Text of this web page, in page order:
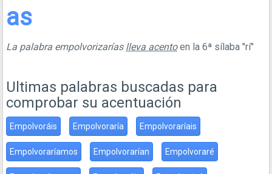
as
La palabra empolvorizarías lleva acentoen la 6ª sílaba "rí"
Ultimas palabras buscadas para
comprobar su acentuación
Empolvoráis Empolvoraría Empolvoraríais
Empolvoraríamos Empolvorarían Empolvoraré